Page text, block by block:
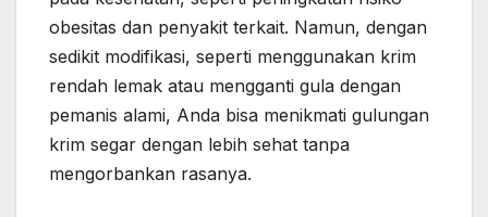
obesitas dan penyakit terkait. Namun, dengan
sedikit modifikasi, seperti menggunakan krim
rendah lemak atau mengganti gula dengan
pemanis alami, Anda bisa menikmati gulungan
krim segar dengan lebih sehat tanpa
mengorbankan rasanya.